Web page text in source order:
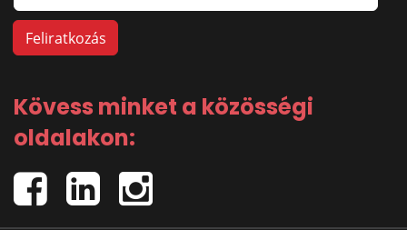
Kövess minket a közösségi
oldalakon: